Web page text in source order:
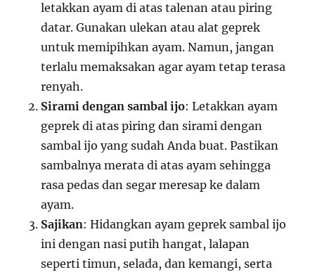
letakkan ayam di atas talenan atau piring
datar. Gunakan ulekan atau alat geprek
untuk memipihkan ayam. Namun, jangan
terlalu memaksakan agar ayam tetap terasa
renyah.
Sirami dengan sambal ijo: Letakkan ayam
geprek di atas piring dan sirami dengan
sambal ijo yang sudah Anda buat. Pastikan
sambalnya merata di atas ayam sehingga
rasa pedas dan segar meresap ke dalam
ayam.
Sajikan: Hidangkan ayam geprek sambal ijo
ini dengan nasi putih hangat, lalapan
seperti timun, selada, dan kemangi, serta